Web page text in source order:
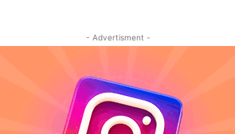
- Advertisment -